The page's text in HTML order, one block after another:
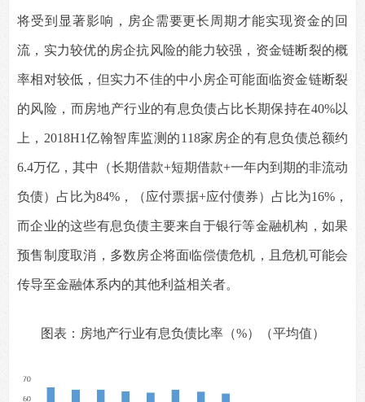
将受到显著影响，房企需要更长周期才能实现资金的回
流，实力较优的房企抗风险的能力较强，资金链断裂的概
率相对较低，但实力不佳的中小房企可能面临资金链断裂
的风险，而房地产行业的有息负债占比长期保持在40%以
上，2018H1亿翰智库监测的118家房企的有息负债总额约
6.4万亿，其中（长期借款+短期借款+一年内到期的非流动
负债）占比为84%，（应付票据+应付债券）占比为16%，
而企业的这些有息负债主要来自于银行等金融机构，如果
预售制度取消，多数房企将面临偿债危机，且危机可能会
传导至金融体系内的其他利益相关者。
图表：房地产行业有息负债比率（%）（平均值）